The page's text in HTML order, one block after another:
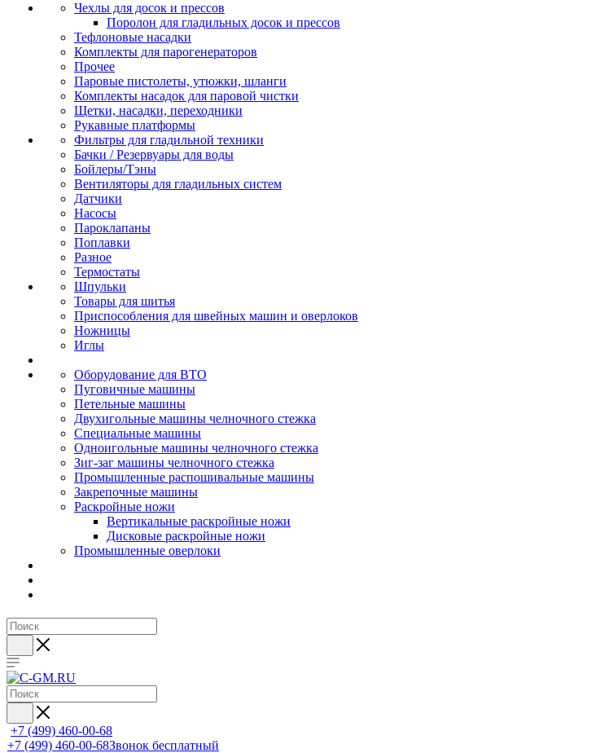
Чехлы для досок и прессов
Поролон для гладильных досок и прессов
Тефлоновые насадки
Комплекты для парогенераторов
Прочее
Паровые пистолеты, утюжки, шланги
Комплекты насадок для паровой чистки
Щетки, насадки, переходники
Рукавные платформы
Фильтры для гладильной техники
Бачки / Резервуары для воды
Бойлеры/Тэны
Вентиляторы для гладильных систем
Датчики
Насосы
Пароклапаны
Поплавки
Разное
Термостаты
Шпульки
Товары для шитья
Приспособления для швейных машин и оверлоков
Ножницы
Иглы
Оборудование для ВТО
Пуговичные машины
Петельные машины
Двухигольные машины челночного стежка
Специальные машины
Одноигольные машины челночного стежка
Зиг-заг машины челночного стежка
Промышленные распошивальные машины
Закрепочные машины
Раскройные ножи
Вертикальные раскройные ножи
Дисковые раскройные ножи
Промышленные оверлоки
+7 (499) 460-00-68
+7 (499) 460-00-68Звонок бесплатный